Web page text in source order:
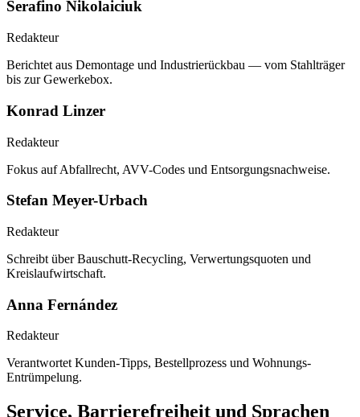
Serafino Nikolaiciuk
Redakteur
Berichtet aus Demontage und Industrierückbau — vom Stahlträger
bis zur Gewerkebox.
Konrad Linzer
Redakteur
Fokus auf Abfallrecht, AVV-Codes und Entsorgungsnachweise.
Stefan Meyer-Urbach
Redakteur
Schreibt über Bauschutt-Recycling, Verwertungsquoten und
Kreislaufwirtschaft.
Anna Fernández
Redakteur
Verantwortet Kunden-Tipps, Bestellprozess und Wohnungs-
Entrümpelung.
Service, Barrierefreiheit und Sprachen